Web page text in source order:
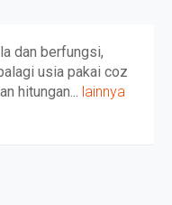
dan berfungsi,
usia pakai coz
hitungan... lainnya